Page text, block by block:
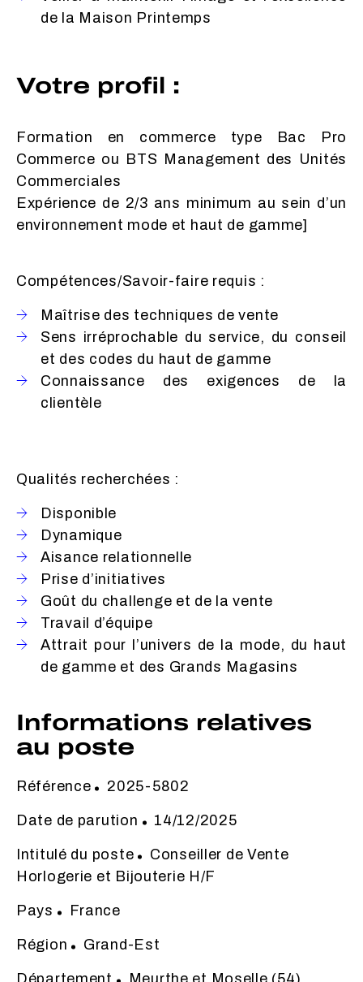
de la Maison Printemps
Votre profil :
Formation en commerce type Bac Pro
Commerce ou BTS Management des Unités
Commerciales
Expérience de 2/3 ans minimum au sein d’un
environnement mode et haut de gamme]
Compétences/Savoir-faire requis :
Maîtrise des techniques de vente
Sens irréprochable du service, du conseil
et des codes du haut de gamme
Connaissance des exigences de la
clientèle
Qualités recherchées :
Disponible
Dynamique
Aisance relationnelle
Prise d’initiatives
Goût du challenge et de la vente
Travail d’équipe
Attrait pour l’univers de la mode, du haut
de gamme et des Grands Magasins
Informations relatives
au poste
Référence 2025-5802
Date de parution 14/12/2025
Intitulé du poste
Conseiller de Vente
Horlogerie et Bijouterie H/F
Pays France
Région Grand-Est